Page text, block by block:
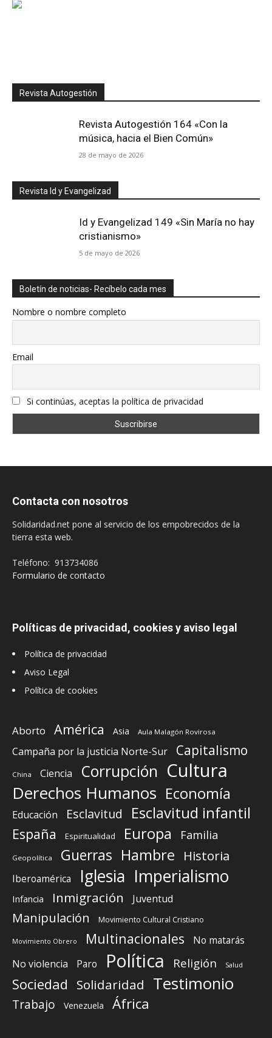
Revista Autogestión
Revista Autogestión 164 «Con la
música, hacia el Bien Común»
28 de mayo de 2026
Revista Id y Evangelizad
Id y Evangelizad 149 «Sin María no hay
cristianismo»
5 de mayo de 2026
Boletín de noticias- Recíbelo cada mes
Nombre o nombre completo
Email
Si continúas, aceptas la política de privacidad
Contacta con nosotros
Solidaridad.net pone al servicio de los empobrecidos de la
tierra esta web.
Teléfono: 913734086
Formulario de contacto
Políticas de privacidad, cookies y aviso legal
Política de privacidad
Aviso Legal
Política de cookies
Aborto América Asia Aula Malagón Rovirosa
Campaña por la justicia Norte-Sur Capitalismo
China Ciencia Corrupción Cultura
Derechos Humanos Economía
Educación Esclavitud Esclavitud infantil
España Espiritualidad Europa Familia
Geopolítica Guerras Hambre Historia
Iberoamérica Iglesia Imperialismo
Infancia Inmigración Juventud
Manipulación Movimiento Cultural Cristiano
Movimiento Obrero Multinacionales
No matarás
No violencia
Paro Política Religión Salud
Sociedad Solidaridad Testimonio
Trabajo Venezuela África